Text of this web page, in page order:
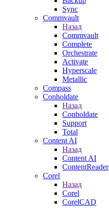
Sync
Commvault
Назад
Commvault
Complete
Orchestrate
Activate
Hyperscale
Metallic
Compass
Conholdate
Назад
Conholdate
Support
Total
Content AI
Назад
Content AI
ContentReader
Corel
Назад
Corel
CorelCAD